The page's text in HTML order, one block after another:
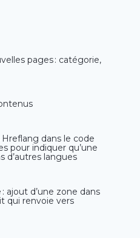
pages : catégorie,
Hreflang dans le code
pour indiquer qu’une
d’autres langues
ajout d’une zone dans
qui renvoie vers